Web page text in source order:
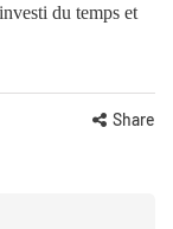
du temps et
Share